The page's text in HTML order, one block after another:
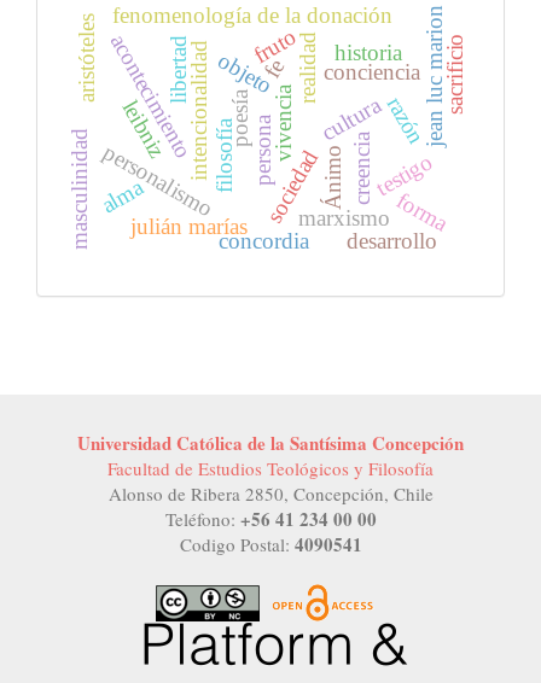
historia
vivencia
poesía cultura
sociedad creencia
intencionalidad conciencia
objeto realidad jean luc marion
fenomenología de la donación
acontecimiento
testigo
fruto
personalismo persona
marxismo
leibniz filosofía
julián marías
masculinidad desarrollo
libertad fe
razón
aristóteles
concordia
sacrificio
alma forma
Ánimo
Universidad Católica de la Santísima Concepción
Facultad de Estudios Teológicos y Filosofía
Alonso de Ribera 2850, Concepción, Chile
Teléfono: +56 41 234 00 00
Codigo Postal: 4090541